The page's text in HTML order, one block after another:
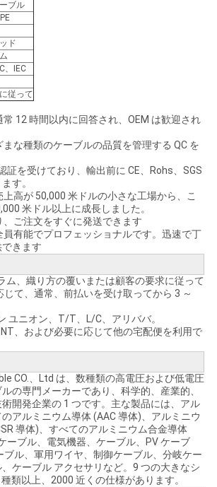
ブル
ド
、IEC
従って
12 時間以内に回答され、OEM は歓迎され
な種類のケーブルの品質を管理する QC を
証を受けており、輸出前に CE、Rohs、SGS
す。
高が 50,000 米ドルの小さな工場から、こ
米ドル以上に成長しました。
、ご注文をすぐに発送できます
有能でプロフェッショナルです。迅速で丁
きます
ム、織り方の覆いまたは顧客の要求に従って
じて、通常、前払いを受け取ってから 3 ～
ユニオン、T/T、L/C、アリババ。
、および必要に応じて他の宅配便を利用で
CO.、Ltd は、数種類の高電圧および低電圧
の専門メーカーであり、科学的、産業的、
開発企業の 1 つです。主な製品には、アル
アルミニウム導体 (AAC 導体)、アルミニウ
導体)、すべてのアルミニウム合金導体
ーブル、電気機器、ケーブル、PV ケーブ
ブル、軍用ワイヤ、制御ケーブル、分岐ケー
ケーブル アクセサリなど。9 つの大きなシ
類以上、2000 近くの仕様があります。